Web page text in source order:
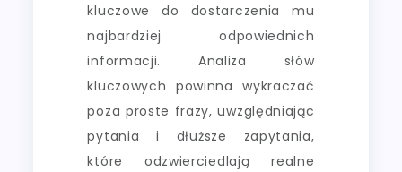
kluczowe do dostarczenia mu
najbardziej odpowiednich
informacji. Analiza słów
kluczowych powinna wykraczać
poza proste frazy, uwzględniając
pytania i dłuższe zapytania,
które odzwierciedlają realne